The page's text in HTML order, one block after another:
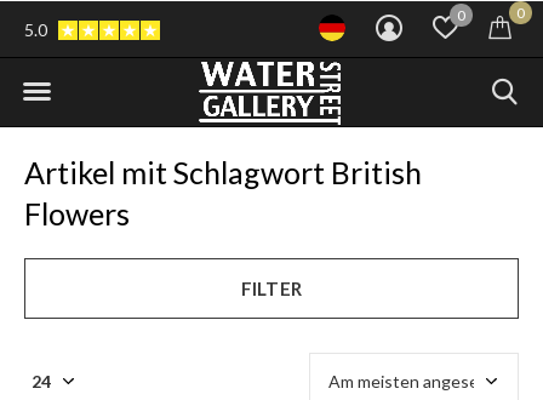
0 0
5.0
Artikel mit Schlagwort British
Flowers
FILTER